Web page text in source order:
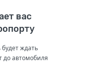
вас
ждать
до автомобиля